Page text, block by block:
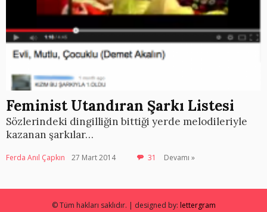
Feminist Utandıran Şarkı Listesi
Sözlerindeki dingilliğin bittiği yerde melodileriyle
kazanan şarkılar…
Ferda Anıl Çapkın 27 Mart 2014 31 Devamı »
© Tüm hakları saklıdır. | designed by: lettergram